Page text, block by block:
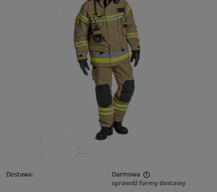
Dostawa:
Darmowa
Cena nie zawiera ewentualnych kosztów płatności
sprawdź formy dostawy